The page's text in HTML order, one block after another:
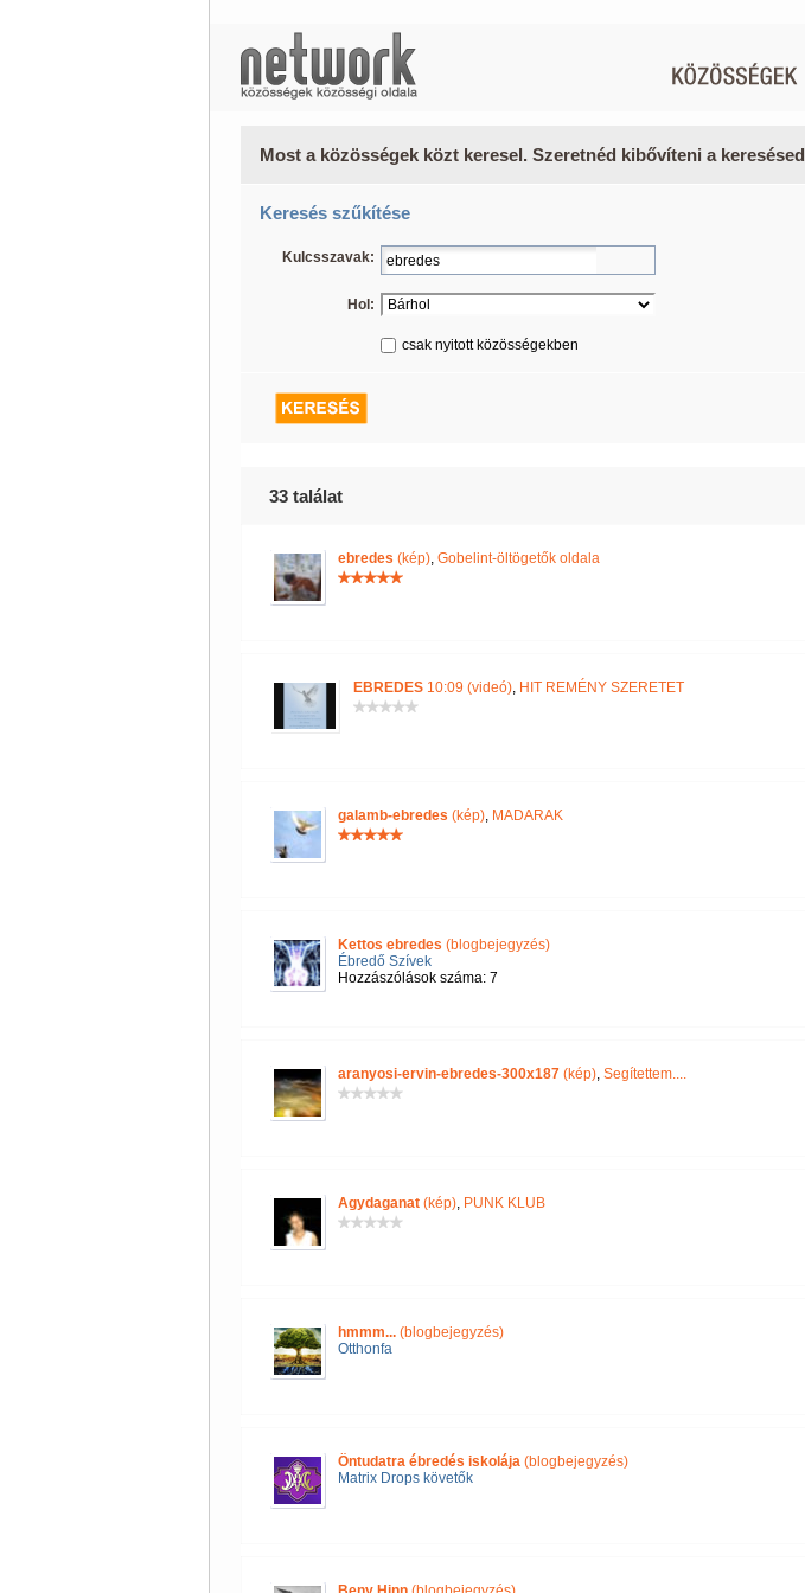
Most a közösségek közt keresel. Szeretnéd kibővíteni a keresésed
Keresés szűkítése
Kulcsszavak:
Hol:
csak nyitott közösségekben
33 találat
ebredes (kép), Gobelint-öltögetők oldala
EBREDES10:09 (videó), HIT REMÉNY SZERETET
galamb-ebredes (kép), MADARAK
Kettos ebredes (blogbejegyzés)
Ébredő Szívek
Hozzászólások száma: 7
aranyosi-ervin-ebredes-300x187(kép), Segítettem....
Agydaganat(kép), PUNK KLUB
hmmm...(blogbejegyzés)
Otthonfa
Öntudatra ébredés iskolája(blogbejegyzés)
Matrix Drops követők